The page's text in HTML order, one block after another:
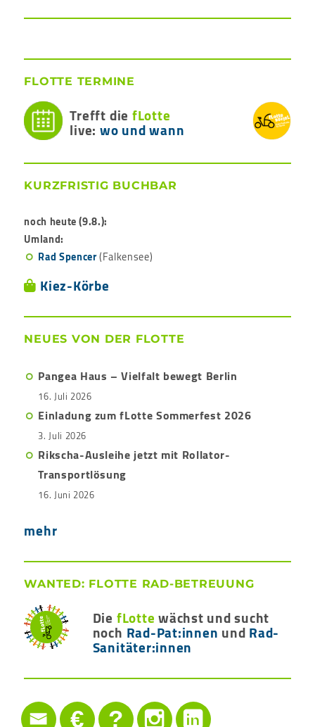
FLOTTE TERMINE
Trefft diefLotte
live:wo und wann
KURZFRISTIG BUCHBAR
noch heute (9.8.):
Umland:
Rad Spencer(Falkensee)
Kiez-Körbe
NEUES VON DER FLOTTE
Pangea Haus – Vielfalt bewegt Berlin
16. Juli 2026
Einladung zum fLotte Sommerfest 2026
3. Juli 2026
Rikscha-Ausleihe jetzt mit Rollator-
Transportlösung
16. Juni 2026
mehr
WANTED: FLOTTE RAD-BETREUUNG
DiefLottewächst und sucht
noch Rad-Pat:innenundRad-
Sanitäter:innen
€ ?